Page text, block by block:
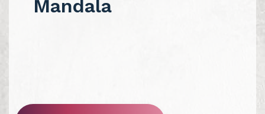
Mandala